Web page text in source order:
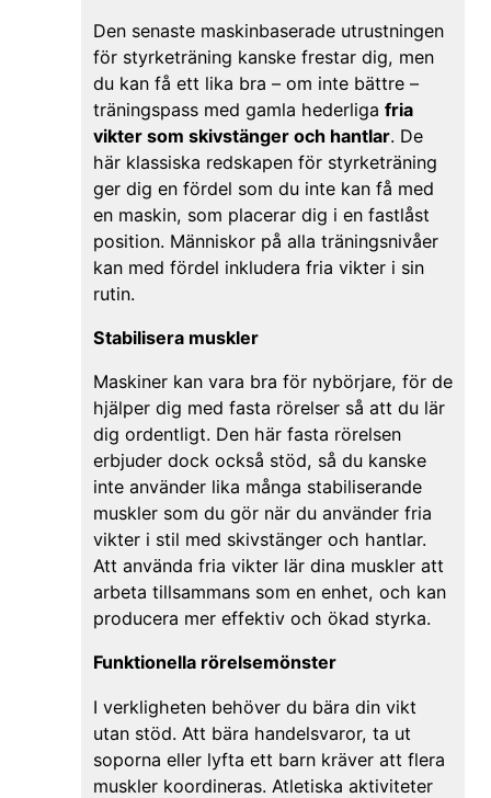
Den senaste maskinbaserade utrustningen
för styrketräning kanske frestar dig, men
du kan få ett lika bra – om inte bättre –
träningspass med gamla hederliga fria
vikter som skivstänger och hantlar. De
här klassiska redskapen för styrketräning
ger dig en fördel som du inte kan få med
en maskin, som placerar dig i en fastlåst
position. Människor på alla träningsnivåer
kan med fördel inkludera fria vikter i sin
rutin.
Stabilisera muskler
Maskiner kan vara bra för nybörjare, för de
hjälper dig med fasta rörelser så att du lär
dig ordentligt. Den här fasta rörelsen
erbjuder dock också stöd, så du kanske
inte använder lika många stabiliserande
muskler som du gör när du använder fria
vikter i stil med skivstänger och hantlar.
Att använda fria vikter lär dina muskler att
arbeta tillsammans som en enhet, och kan
producera mer effektiv och ökad styrka.
Funktionella rörelsemönster
I verkligheten behöver du bära din vikt
utan stöd. Att bära handelsvaror, ta ut
soporna eller lyfta ett barn kräver att flera
muskler koordineras. Atletiska aktiviteter